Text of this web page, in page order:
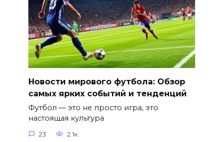
Новости мирового футбола: Обзор
самых ярких событий и тенденций
Футбол — это не просто игра, это
настоящая культура
23 2.1к.